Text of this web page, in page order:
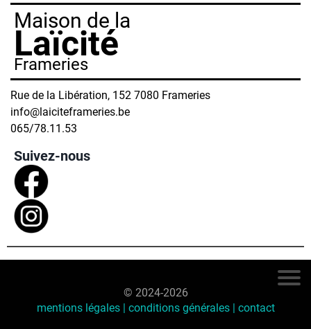
Maison de la
Laïcité
Frameries
Rue de la Libération, 152 7080 Frameries
info@laiciteframeries.be
065/78.11.53
Suivez-nous
© 2024-2026
mentions légales | conditions générales | contact